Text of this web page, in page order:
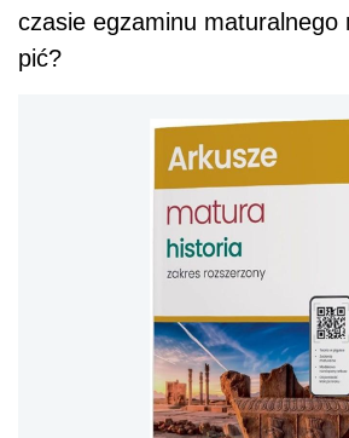
czasie egzaminu maturalnego
pić?